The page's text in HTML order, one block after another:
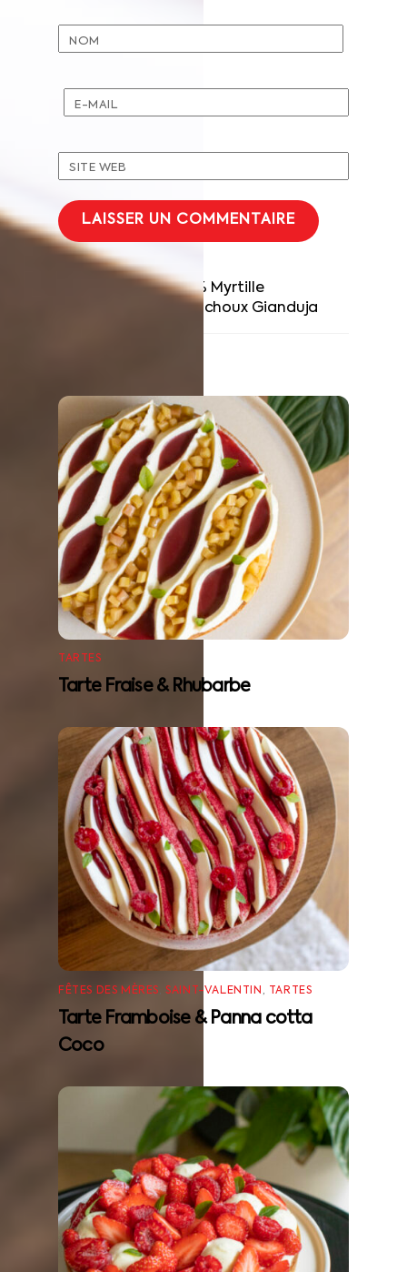
NOM
E-MAIL
SITE WEB
Tartelette 100% Myrtille
Bûche de choux Gianduja
TARTES
Tarte Fraise & Rhubarbe
FÊTES DES MÈRES,SAINT-VALENTIN , TARTES
Tarte Framboise & Panna cotta
Coco